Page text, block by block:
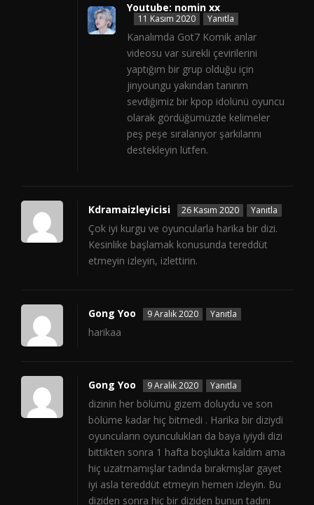
Youtube: nomin xx
11 Kasım 2020 Yanıtla
Kanalımda Got7 Komik anlar
videosu var sürekli çevirilerini
yaptığım bir grup olduğu için
jinyoungu yakından tanırım
sevdiğimiz bir kpop idolünü oyuncu
olarak gördüğümüzde kelimeler
peş peşe sıralanıyor şarkılarını
destekleyin lütfen.
Kdramaizleyicisi 26 Kasım 2020 Yanıtla
Çok iyi kurgu ve oyuncularla harika bir dizi.
Kesinlike başlamak konusunda tereddüt
etmeyin izleyin, izlettirin.
Gong Yoo 9 Aralık 2020 Yanıtla
harikaa
Gong Yoo 9 Aralık 2020 Yanıtla
dizinin her bölümü gizem doluydu ve son
bölüme kadar hiç bitmedi . Harika bir diziydi
oyuncuların oyunculukları da baya iyiydi dizi
bittikten sonra 1 hafta boşlukta kaldım ama
hiç uzatmamışlar tadında bırakmışlar gayet
iyi asla tereddüt etmeyin hemen izleyin. Bu
diziden sonra hiç bir diziden bunun tadını